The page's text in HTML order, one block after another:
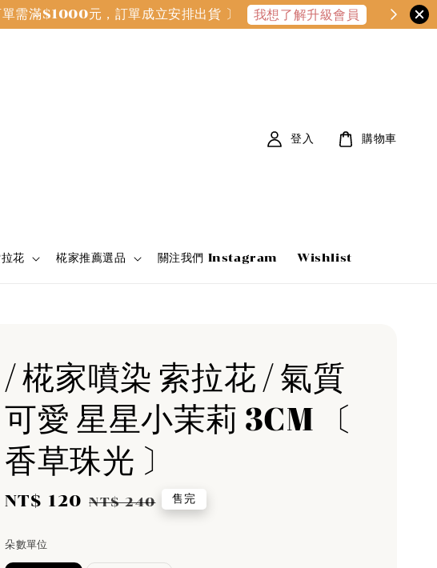
需滿$1000元，訂單成立安排出貨 〕 我想了解升級會員
花 椛家推薦選品 關注我們 Instagram Wishlist
登入 購物車
/ 椛家噴染 索拉花 / 氣質
可愛 星星小茉莉 3CM 〔
香草珠光 〕
Sale
NT$ 120 Regular
NT$ 240 售完
朵數單位